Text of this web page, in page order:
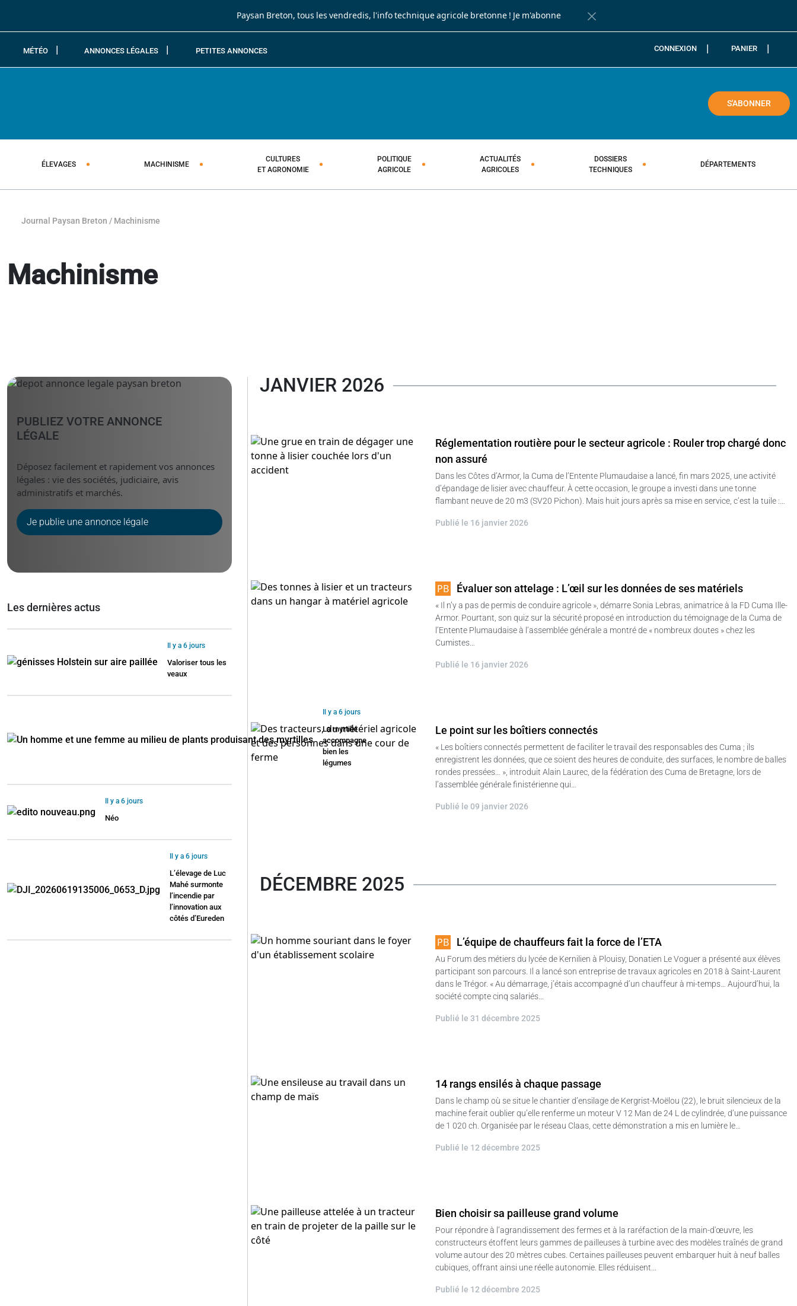
Paysan Breton, tous les vendredis, l'info technique agricole bretonne ! Je m'abonne
Fermer la barre de notification
MÉTÉO ANNONCES LÉGALES PETITES ANNONCES CONNEXION PANIER
S'ABONNER
ÉLEVAGES MACHINISME
CULTURES
ET AGRONOMIE
POLITIQUE
AGRICOLE
ACTUALITÉS
AGRICOLES
DOSSIERS
TECHNIQUES
DÉPARTEMENTS
Journal Paysan Breton / Machinisme
Machinisme
PUBLIEZ VOTRE ANNONCE
LÉGALE
Déposez facilement et rapidement vos annonces
légales : vie des sociétés, judiciaire, avis
administratifs et marchés.
Je publie une annonce légale
Les dernières actus
Il y a 6 jours
Valoriser tous les
veaux
Il y a 6 jours
La myrtille
accompagne
bien les
légumes
Il y a 6 jours
Néo
Il y a 6 jours
L’élevage de Luc
Mahé surmonte
l’incendie par
l’innovation aux
côtés d’Eureden
JANVIER 2026
Réglementation routière pour le secteur agricole : Rouler trop chargé donc
non assuré
Dans les Côtes d’Armor, la Cuma de l’Entente Plumaudaise a lancé, fin mars 2025, une activité
d’épandage de lisier avec chauffeur. À cette occasion, le groupe a investi dans une tonne
flambant neuve de 20 m3 (SV20 Pichon). Mais huit jours après sa mise en service, c’est la tuile :…
Publié le 16 janvier 2026
Évaluer son attelage : L’œil sur les données de ses matériels
« Il n’y a pas de permis de conduire agricole », démarre Sonia Lebras, animatrice à la FD Cuma Ille-
Armor. Pourtant, son quiz sur la sécurité proposé en introduction du témoignage de la Cuma de
l’Entente Plumaudaise à l’assemblée générale a montré de « nombreux doutes » chez les
Cumistes…
Publié le 16 janvier 2026
Le point sur les boîtiers connectés
« Les boîtiers connectés permettent de faciliter le travail des responsables des Cuma ; ils
enregistrent les données, que ce soient des heures de conduite, des surfaces, le nombre de balles
rondes pressées… », introduit Alain Laurec, de la fédération des Cuma de Bretagne, lors de
l’assemblée générale finistérienne qui…
Publié le 09 janvier 2026
DÉCEMBRE 2025
L’équipe de chauffeurs fait la force de l’ETA
Au Forum des métiers du lycée de Kernilien à Plouisy, Donatien Le Voguer a présenté aux élèves
participant son parcours. Il a lancé son entreprise de travaux agricoles en 2018 à Saint-Laurent
dans le Trégor. « Au démarrage, j’étais accompagné d’un chauffeur à mi-temps… Aujourd’hui, la
société compte cinq salariés…
Publié le 31 décembre 2025
14 rangs ensilés à chaque passage
Dans le champ où se situe le chantier d’ensilage de Kergrist-Moëlou (22), le bruit silencieux de la
machine ferait oublier qu’elle renferme un moteur V 12 Man de 24 L de cylindrée, d’une puissance
de 1 020 ch. Organisée par le réseau Claas, cette démonstration a mis en lumière le…
Publié le 12 décembre 2025
Bien choisir sa pailleuse grand volume
Pour répondre à l’agrandissement des fermes et à la raréfaction de la main-d'œuvre, les
constructeurs étoffent leurs gammes de pailleuses à turbine avec des modèles traînés de grand
volume autour des 20 mètres cubes. Certaines pailleuses peuvent embarquer huit à neuf balles
cubiques, offrant ainsi une réelle autonomie. Elles réduisent…
Publié le 12 décembre 2025